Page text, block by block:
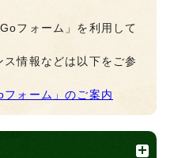
フォーム」を利用して
ス情報などは以下をご参
ォーム」のご案内